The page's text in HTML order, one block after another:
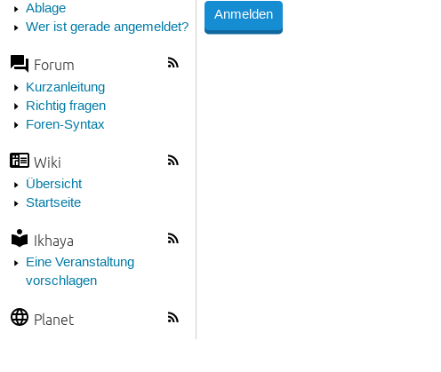
Ablage
Wer ist gerade angemeldet?
Forum
Kurzanleitung
Richtig fragen
Foren-Syntax
Wiki
Übersicht
Startseite
Ikhaya
Eine Veranstaltung
vorschlagen
Planet